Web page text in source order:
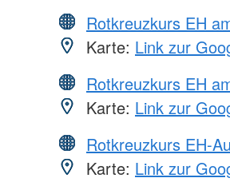
Rotkreuzkurs EH
Karte: Link zur
Rotkreuzkurs EH
Karte: Link zur
Rotkreuzkurs EH-
Karte: Link zur